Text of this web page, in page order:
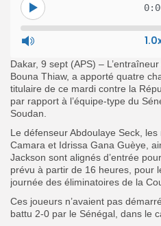
Dakar, 9 sept (APS) –
Bouna Thiaw, a apporté quatre
titulaire de ce mardi contre la
par rapport à l’équipe-type du
Soudan.
Le défenseur Abdoulaye Seck,
Camara et Idrissa Gana Guèye,
Jackson sont alignés d’entrée
prévu à partir de 16 heures, pour
journée des éliminatoires de la
Ces joueurs n’avaient pas
battu 2-0 par le Sénégal, dans le